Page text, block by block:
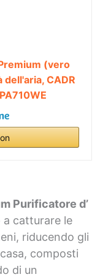
(vero
dell'aria, CADR
Purificatore d’
a catturare le
riducendo gli
composti
di un